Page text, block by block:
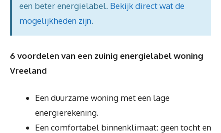
een beter energielabel. Bekijk direct wat de
mogelijkheden zijn.
6 voordelen van een zuinig energielabel woning
Vreeland
Een duurzame woning met een lage
energierekening.
Een comfortabel binnenklimaat: geen tocht en